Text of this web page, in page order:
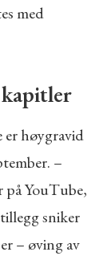
med
er høygravid
–
på YouTube,
sniker
– øving av